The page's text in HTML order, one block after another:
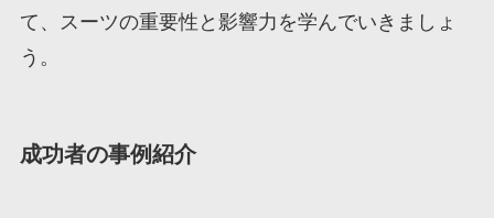
て、スーツの重要性と影響力を学んでいきましょ
う。
成功者の事例紹介